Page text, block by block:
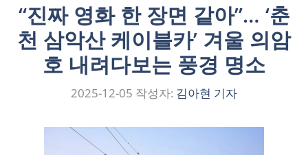
“진짜 영화 한 장면 같아”… ‘춘
천 삼악산 케이블카’ 겨울 의암
호 내려다보는 풍경 명소
2025-12-05 작성자: 김아현 기자